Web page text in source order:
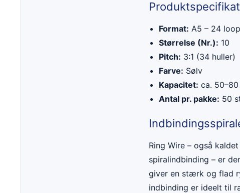
Format: A5 – 24
Størrelse (Nr.): 10
Pitch: 3:1 (34 huller)
Farve: Sølv
Kapacitet: ca.
Antal pr. pakke: 50
Ring Wire – også
spiralindbinding – er
giver en stærk og flad
indbinding er ideelt til